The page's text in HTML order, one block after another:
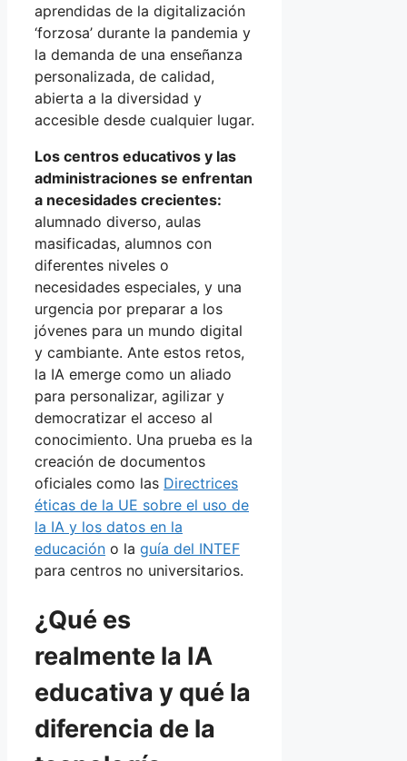
aprendidas de la digitalización
‘forzosa’ durante la pandemia y
la demanda de una enseñanza
personalizada, de calidad,
abierta a la diversidad y
accesible desde cualquier lugar.
Los centros educativos y las
administraciones se enfrentan
a necesidades crecientes:
alumnado diverso, aulas
masificadas, alumnos con
diferentes niveles o
necesidades especiales, y una
urgencia por preparar a los
jóvenes para un mundo digital
y cambiante. Ante estos retos,
la IA emerge como un aliado
para personalizar, agilizar y
democratizar el acceso al
conocimiento. Una prueba es la
creación de documentos
oficiales como las Directrices
éticas de la UE sobre el uso de
la IA y los datos en la
educación o la guía del INTEF
para centros no universitarios.
¿Qué es
realmente la IA
educativa y qué la
diferencia de la